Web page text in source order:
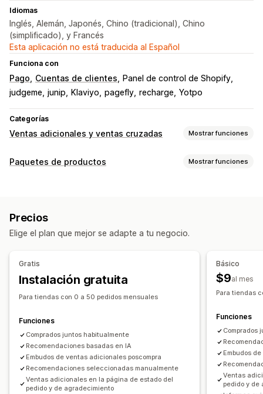
Idiomas
Inglés, Alemán, Japonés, Chino (tradicional), Chino
(simplificado), y Francés
Esta aplicación no está traducida al Español
Funciona con
Pago Cuentas de clientes
Panel de control de Shopify
judgeme junip Klaviyo pagefly recharge Yotpo
Categorías
Ventas adicionales y ventas cruzadas Mostrar funciones
Personalización
Venta adicional en la página de agradecimiento
Complementos con un solo clic
Carrito fijo
HTML personalizado
Múltiples idiomas
Reglas personalizadas
Complementos de productos
Recomendaciones de productos
Compras conjuntas frecuentes
Recomendaciones de IA
Informes y estadísticas
Paquetes de productos Mostrar funciones
Paquetes mayoristas
Paquetes de ventas cruzadas
Productos físicos
Precios que puedes fijar
Descuentos porcentuales
Descuentos en el carrito
Suscripciones
Precios al por mayor Precios dinámicos
Precios
Elige el plan que mejor se adapte a tu negocio.
Gratis
Instalación gratuita
Para tiendas con 0 a 50 pedidos mensuales
Funciones
Comprados juntos habitualmente
Recomendaciones basadas en IA
Embudos de ventas adicionales poscompra
Recomendaciones seleccionadas manualmente
Ventas adicionales en la página de estado del
pedido y de agradecimiento
Básico
$9al mes
Para tiendas
Funciones
Comprados
Embudos
Ventas
pedido y de